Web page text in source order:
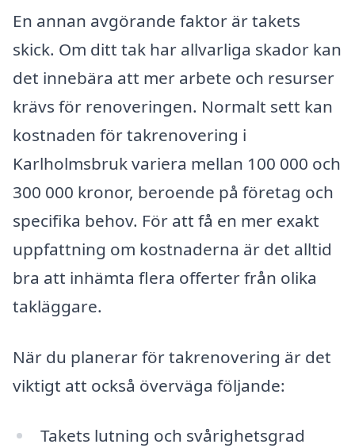
En annan avgörande faktor är takets
skick. Om ditt tak har allvarliga skador kan
det innebära att mer arbete och resurser
krävs för renoveringen. Normalt sett kan
kostnaden för takrenovering i
Karlholmsbruk variera mellan 100 000 och
300 000 kronor, beroende på företag och
specifika behov. För att få en mer exakt
uppfattning om kostnaderna är det alltid
bra att inhämta flera offerter från olika
takläggare.
När du planerar för takrenovering är det
viktigt att också överväga följande:
Takets lutning och svårighetsgrad